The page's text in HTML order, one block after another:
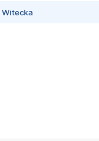
Witecka